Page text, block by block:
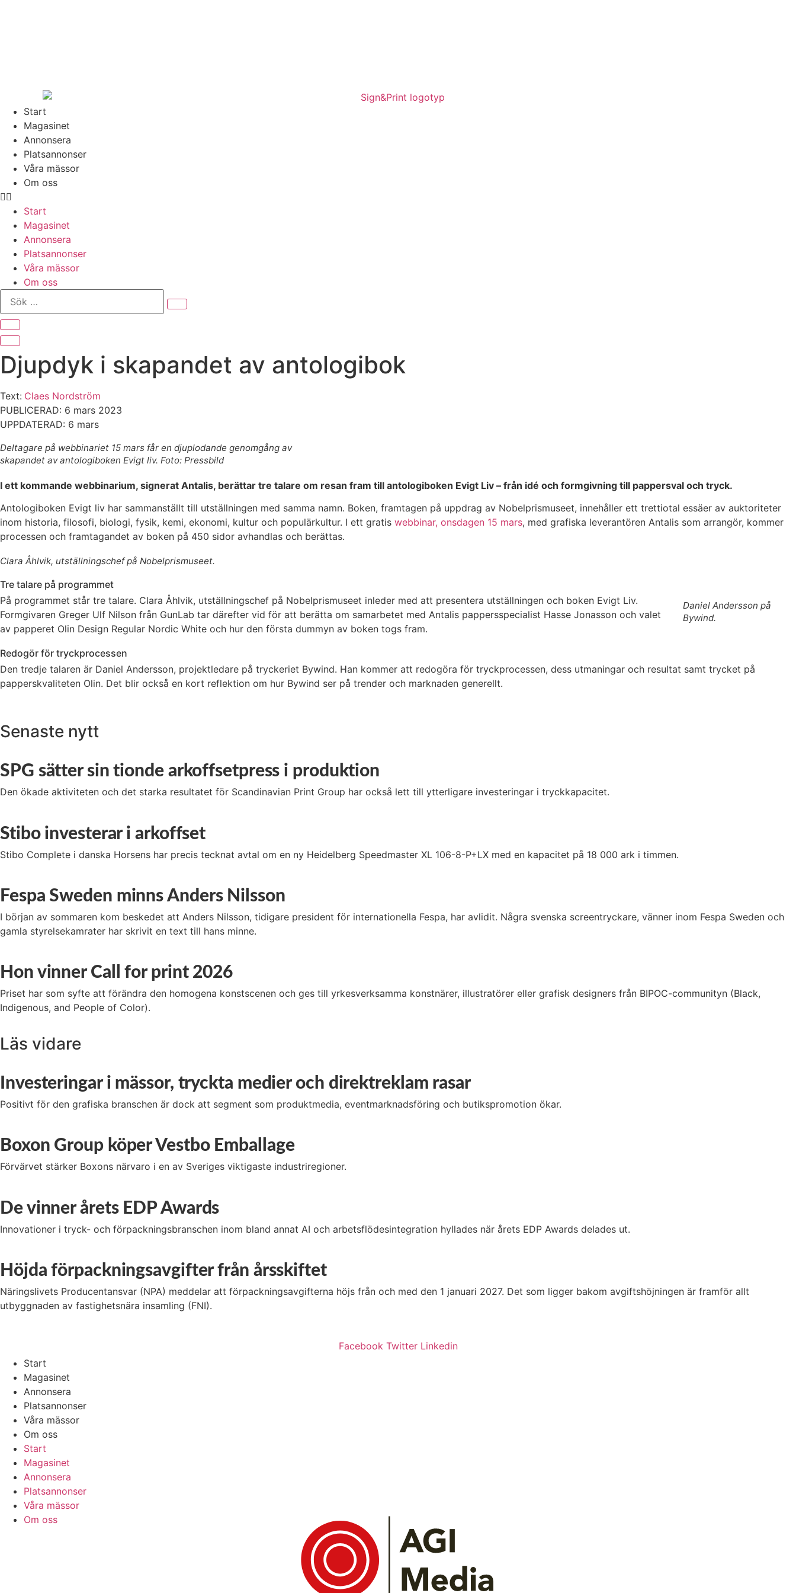
Start
Magasinet
Annonsera
Platsannonser
Våra mässor
Om oss
Start
Magasinet
Annonsera
Platsannonser
Våra mässor
Om oss
Sök
Djupdyk i skapandet av antologibok
Text: Claes Nordström
PUBLICERAD: 6 mars 2023
UPPDATERAD: 6 mars
Deltagare på webbinariet 15 mars får en djuplodande genomgång av
skapandet av antologiboken Evigt liv. Foto: Pressbild
I ett kommande webbinarium, signerat Antalis, berättar tre talare om resan fram till antologiboken Evigt Liv – från idé och formgivning till pappersval och tryck.
Antologiboken Evigt liv har sammanställt till utställningen med samma namn. Boken, framtagen på uppdrag av Nobelprismuseet, innehåller ett trettiotal essäer av auktoriteter
inom historia, filosofi, biologi, fysik, kemi, ekonomi, kultur och populärkultur. I ett gratis webbinar, onsdagen 15 mars, med grafiska leverantören Antalis som arrangör, kommer
processen och framtagandet av boken på 450 sidor avhandlas och berättas.
Clara Åhlvik, utställningschef på Nobelprismuseet.
Tre talare på programmet
Daniel Andersson på
Bywind.
På programmet står tre talare. Clara Åhlvik, utställningschef på Nobelprismuseet inleder med att presentera utställningen och boken Evigt Liv.
Formgivaren Greger Ulf Nilson från GunLab tar därefter vid för att berätta om samarbetet med Antalis pappersspecialist Hasse Jonasson och valet
av papperet Olin Design Regular Nordic White och hur den första dummyn av boken togs fram.
Redogör för tryckprocessen
Den tredje talaren är Daniel Andersson, projektledare på tryckeriet Bywind. Han kommer att redogöra för tryckprocessen, dess utmaningar och resultat samt trycket på
papperskvaliteten Olin. Det blir också en kort reflektion om hur Bywind ser på trender och marknaden generellt.
Senaste nytt
SPG sätter sin tionde arkoffsetpress i produktion
Den ökade aktiviteten och det starka resultatet för Scandinavian Print Group har också lett till ytterligare investeringar i tryckkapacitet.
Stibo investerar i arkoffset
Stibo Complete i danska Horsens har precis tecknat avtal om en ny Heidelberg Speedmaster XL 106-8-P+LX med en kapacitet på 18 000 ark i timmen.
Fespa Sweden minns Anders Nilsson
I början av sommaren kom beskedet att Anders Nilsson, tidigare president för internationella Fespa, har avlidit. Några svenska screentryckare, vänner inom Fespa Sweden och
gamla styrelsekamrater har skrivit en text till hans minne.
Hon vinner Call for print 2026
Priset har som syfte att förändra den homogena konstscenen och ges till yrkesverksamma konstnärer, illustratörer eller grafisk designers från BIPOC-communityn (Black,
Indigenous, and People of Color).
Läs vidare
Investeringar i mässor, tryckta medier och direktreklam rasar
Positivt för den grafiska branschen är dock att segment som produktmedia, eventmarknadsföring och butikspromotion ökar.
Boxon Group köper Vestbo Emballage
Förvärvet stärker Boxons närvaro i en av Sveriges viktigaste industriregioner.
De vinner årets EDP Awards
Innovationer i tryck- och förpackningsbranschen inom bland annat AI och arbetsflödesintegration hyllades när årets EDP Awards delades ut.
Höjda förpackningsavgifter från årsskiftet
Näringslivets Producentansvar (NPA) meddelar att förpackningsavgifterna höjs från och med den 1 januari 2027. Det som ligger bakom avgiftshöjningen är framför allt
utbyggnaden av fastighetsnära insamling (FNI).
Facebook Twitter Linkedin
Start
Magasinet
Annonsera
Platsannonser
Våra mässor
Om oss
Start
Magasinet
Annonsera
Platsannonser
Våra mässor
Om oss